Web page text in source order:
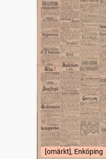
[omärkt], Enköping